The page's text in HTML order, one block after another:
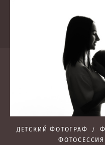
ДЕТСКИЙ ФОТОГРАФ